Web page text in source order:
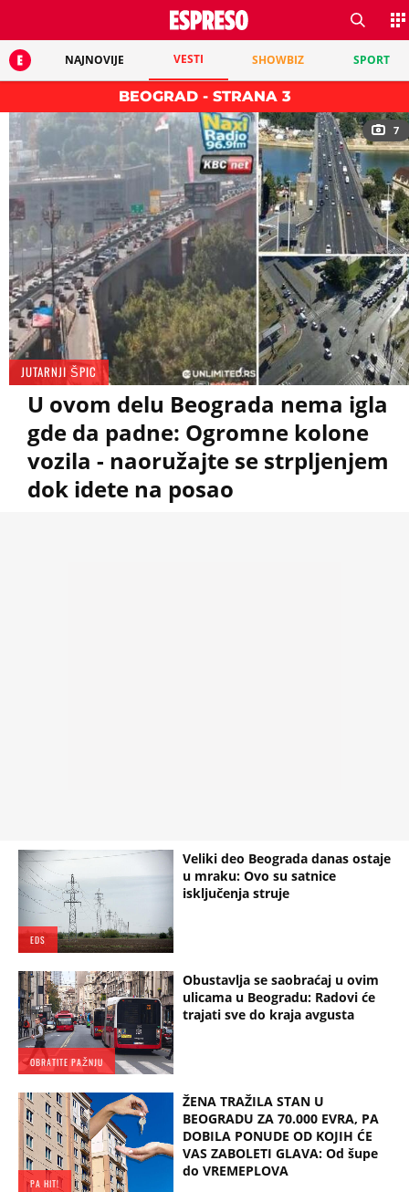
NAJNOVIJE VESTI SHOWBIZ SPORT
BEOGRAD - STRANA 3
7
JUTARNJI ŠPIC
U ovom delu Beograda nema igla
gde da padne: Ogromne kolone
vozila - naoružajte se strpljenjem
dok idete na posao
EDS
Veliki deo Beograda danas ostaje
u mraku: Ovo su satnice
isključenja struje
OBRATITE PAŽNJU
Obustavlja se saobraćaj u ovim
ulicama u Beogradu: Radovi će
trajati sve do kraja avgusta
PA HIT!
ŽENA TRAŽILA STAN U
BEOGRADU ZA 70.000 EVRA, PA
DOBILA PONUDE OD KOJIH ĆE
VAS ZABOLETI GLAVA: Od šupe
do VREMEPLOVA